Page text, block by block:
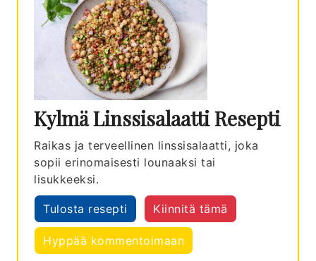
Kylmä Linssisalaatti Resepti
Raikas ja terveellinen linssisalaatti, joka
sopii erinomaisesti lounaaksi tai
lisukkeeksi.
Tulosta resepti Kiinnitä tämä
Hyppää kommentoimaan